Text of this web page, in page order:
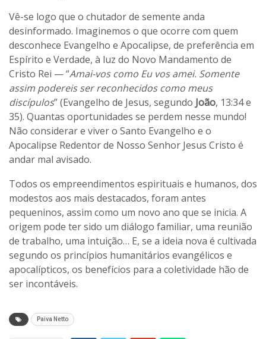
Vê-se logo que o chutador de semente anda
desinformado. Imaginemos o que ocorre com quem
desconhece Evangelho e Apocalipse, de preferência em
Espírito e Verdade, à luz do Novo Mandamento de
Cristo Rei — “Amai-vos como Eu vos amei. Somente
assim podereis ser reconhecidos como meus
discípulos” (Evangelho de Jesus, segundo João, 13:34 e
35). Quantas oportunidades se perdem nesse mundo!
Não considerar e viver o Santo Evangelho e o
Apocalipse Redentor de Nosso Senhor Jesus Cristo é
andar mal avisado.
Todos os empreendimentos espirituais e humanos, dos
modestos aos mais destacados, foram antes
pequeninos, assim como um novo ano que se inicia. A
origem pode ter sido um diálogo familiar, uma reunião
de trabalho, uma intuição… E, se a ideia nova é cultivada
segundo os princípios humanitários evangélicos e
apocalípticos, os benefícios para a coletividade hão de
ser incontáveis.
Paiva Netto